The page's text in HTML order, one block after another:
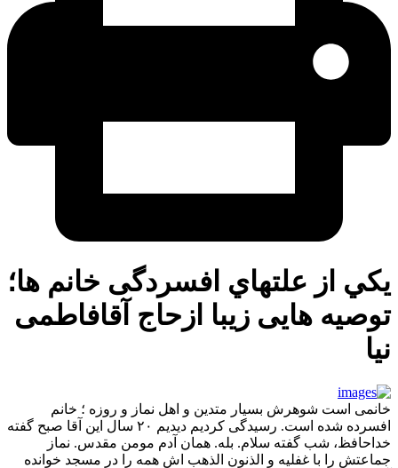
یكي از علتهاي افسردگی خانم ها؛
توصیه هایی زیبا ازحاج آقافاطمی
نیا
خانمی است شوهرش بسیار متدین و اهل نماز و روزه ؛ خانم
افسرده شده است. رسیدگی کردیم دیدیم ۲۰ سال این آقا صبح گفته
خداحافظ، شب گفته سلام. بله. همان آدم مومن مقدس. نماز
جماعتش را با غفلیه و الذنون الذهب اش همه را در مسجد خوانده